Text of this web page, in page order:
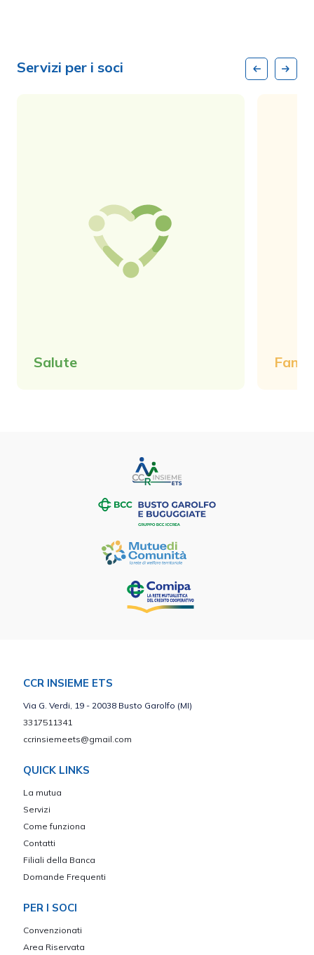
Servizi per i soci
Salute
CCR INSIEME ETS
Via G. Verdi, 19 - 20038 Busto Garolfo (MI)
3317511341
ccrinsiemeets@gmail.com
QUICK LINKS
La mutua
Servizi
Come funziona
Contatti
Filiali della Banca
Domande Frequenti
PER I SOCI
Convenzionati
Area Riservata